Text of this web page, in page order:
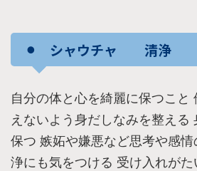
⚫︎ シャウチャ 清浄
自分の体と心を綺麗に保つこと
えないよう身だしなみを整える
保つ 嫉妬や嫌悪など思考や感
浄にも気をつける 受け入れが